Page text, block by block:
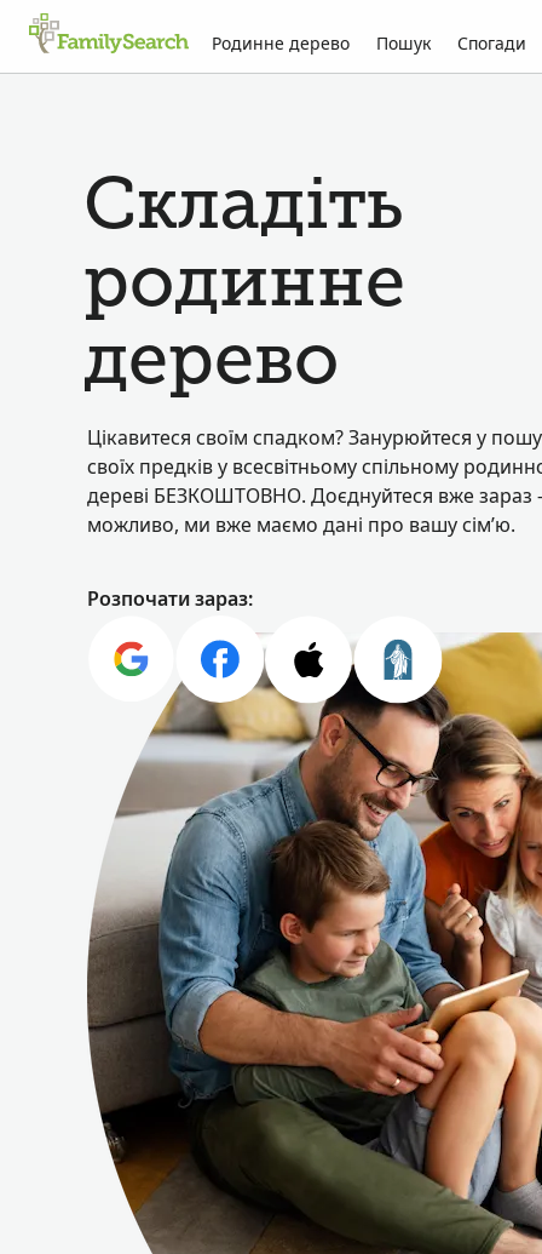
Родинне дерево Пошук Спогади
Складіть
родинне
дерево
Цікавитеся своїм спадком? Занурюйтеся у
своїх предків у всесвітньому спільному
дереві БЕЗКОШТОВНО. Доєднуйтеся вже
можливо, ми вже маємо дані про вашу сім’ю.
Розпочати зараз: